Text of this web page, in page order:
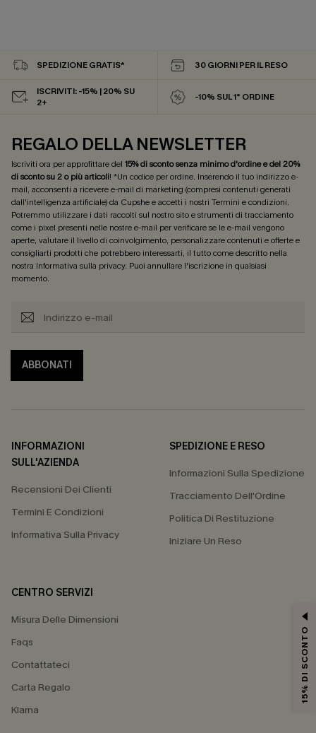
SPEDIZIONE GRATIS* 30 GIORNI PER IL RESO
ISCRIVITI: -15% | 20% SU
2+
-10% SUL 1° ORDINE
REGALO DELLA NEWSLETTER
Iscriviti ora per approfittare del 15% di sconto senza minimo d'ordine e del 20%
di sconto su 2 o più articoli! *Un codice per ordine. Inserendo il tuo indirizzo e-
mail, acconsenti a ricevere e-mail di marketing (compresi contenuti generati
dall'intelligenza artificiale) da Cupshe e accetti i nostri Termini e condizioni.
Potremmo utilizzare i dati raccolti sul nostro sito e strumenti di tracciamento
come i pixel presenti nelle nostre e-mail per verificare se le e-mail vengono
aperte, valutare il livello di coinvolgimento, personalizzare contenuti e offerte e
consigliarti prodotti che potrebbero interessarti, il tutto come descritto nella
nostra Informativa sulla privacy. Puoi annullare l'iscrizione in qualsiasi
momento.
ABBONATI
INFORMAZIONI
SULL'AZIENDA
Recensioni Dei Clienti
Termini E Condizioni
Informativa Sulla Privacy
SPEDIZIONE E RESO
Informazioni Sulla Spedizione
Tracciamento Dell'Ordine
Politica Di Restituzione
Iniziare Un Reso
CENTRO SERVIZI
Misura Delle Dimensioni
Faqs
Contattateci
Carta Regalo
Klarna
15% DI SCONTO